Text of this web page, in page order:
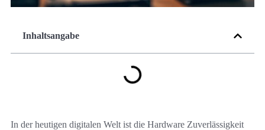
Inhaltsangabe
In der heutigen digitalen Welt ist die Hardware Zuverlässigkeit